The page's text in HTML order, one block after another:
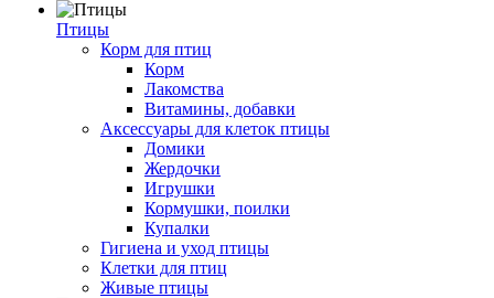
Птицы
Корм для птиц
Корм
Лакомства
Витамины, добавки
Аксессуары для клеток птицы
Домики
Жердочки
Игрушки
Кормушки, поилки
Купалки
Гигиена и уход птицы
Клетки для птиц
Живые птицы